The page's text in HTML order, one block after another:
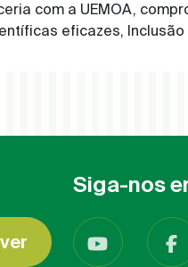
com a UEMOA,
eficazes,
Siga-nos